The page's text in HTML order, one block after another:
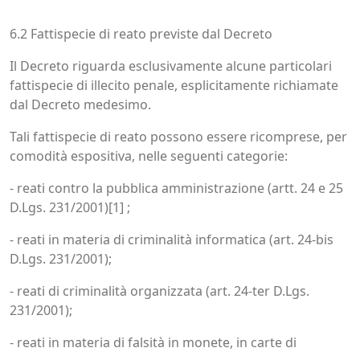
6.2 Fattispecie di reato previste dal Decreto
Il Decreto riguarda esclusivamente alcune particolari
fattispecie di illecito penale, esplicitamente richiamate
dal Decreto medesimo.
Tali fattispecie di reato possono essere ricomprese, per
comodità espositiva, nelle seguenti categorie:
- reati contro la pubblica amministrazione (artt. 24 e 25
D.Lgs. 231/2001)[1] ;
- reati in materia di criminalità informatica (art. 24-bis
D.Lgs. 231/2001);
- reati di criminalità organizzata (art. 24-ter D.Lgs.
231/2001);
- reati in materia di falsità in monete, in carte di